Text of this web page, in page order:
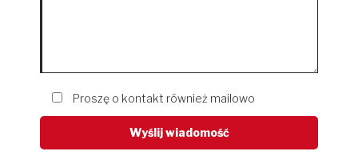
Proszę o kontakt również mailowo